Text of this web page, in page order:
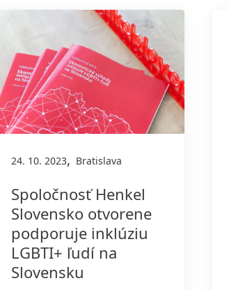
24. 10. 2023, Bratislava
Spoločnosť Henkel
Slovensko otvorene
podporuje inklúziu
LGBTI+ ľudí na
Slovensku